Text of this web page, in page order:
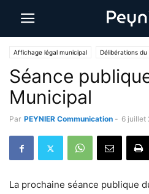
Affichage légal municipal Délibérations du
Séance
Municipal
Par PEYNIER Communication - 6 juillet
La prochaine séance publique